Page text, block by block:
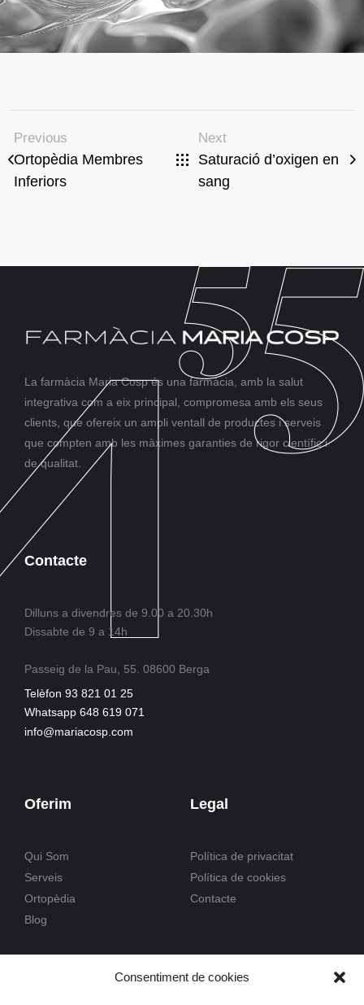
Consentiment de cookies
Previous
Ortopèdia Membres
Inferiors
Next
Saturació d’oxigen en
sang
La farmàcia Maria Cosp és una farmàcia, amb la salut
integrativa com a eix principal, compromesa amb els seus
clients, que ofereix un ampli ventall de productes i serveis
que compten amb les màximes garanties de rigor científic i
de qualitat.
Contacte
Dilluns a divendres de 9.00 a 20.30h
Dissabte de 9 a 14h
Passeig de la Pau, 55. 08600 Berga
Telèfon 93 821 01 25
Whatsapp 648 619 071
info@mariacosp.com
Oferim
Qui Som
Serveis
Ortopèdia
Blog
Legal
Política de privacitat
Política de cookies
Contacte